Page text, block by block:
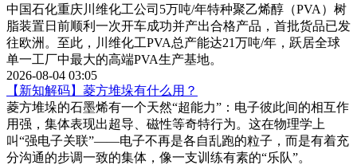
中国石化重庆川维化工公司5万吨/年特种聚乙烯醇（PVA）树
脂装置日前顺利一次开车成功并产出合格产品，首批货品已发
往欧洲。至此，川维化工PVA总产能达21万吨/年，跃居全球
单一工厂中最大的高端PVA生产基地。
2026-08-04 03:05
【新知解码】菱方堆垛有什么用？
菱方堆垛的石墨烯有一个天然“超能力”：电子彼此间的相互作
用强，集体表现出超导、磁性等奇特行为。这在物理学上
叫“强电子关联”——电子不再是各自乱跑的粒子，而是有着充
分沟通的步调一致的集体，像一支训练有素的“乐队”。